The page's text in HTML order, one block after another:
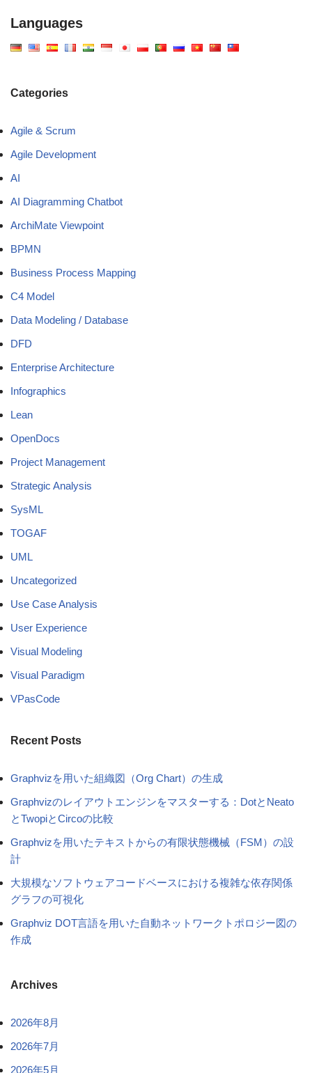
Languages
Categories
Agile & Scrum
Agile Development
AI
AI Diagramming Chatbot
ArchiMate Viewpoint
BPMN
Business Process Mapping
C4 Model
Data Modeling / Database
DFD
Enterprise Architecture
Infographics
Lean
OpenDocs
Project Management
Strategic Analysis
SysML
TOGAF
UML
Uncategorized
Use Case Analysis
User Experience
Visual Modeling
Visual Paradigm
VPasCode
Recent Posts
Graphvizを用いた組織図（Org Chart）の生成
Graphvizのレイアウトエンジンをマスターする：DotとNeato
とTwopiとCircoの比較
Graphvizを用いたテキストからの有限状態機械（FSM）の設
計
大規模なソフトウェアコードベースにおける複雑な依存関係
グラフの可視化
Graphviz DOT言語を用いた自動ネットワークトポロジー図の
作成
Archives
2026年8月
2026年7月
2026年5月